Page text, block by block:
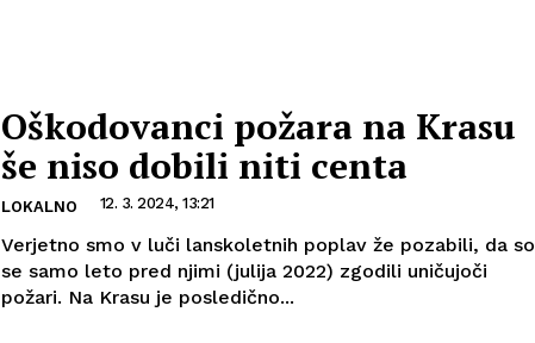
Oškodovanci požara na Krasu
še niso dobili niti centa
LOKALNO 12. 3. 2024, 13:21
Verjetno smo v luči lanskoletnih poplav že pozabili, da so
se samo leto pred njimi (julija 2022) zgodili uničujoči
požari. Na Krasu je posledično...